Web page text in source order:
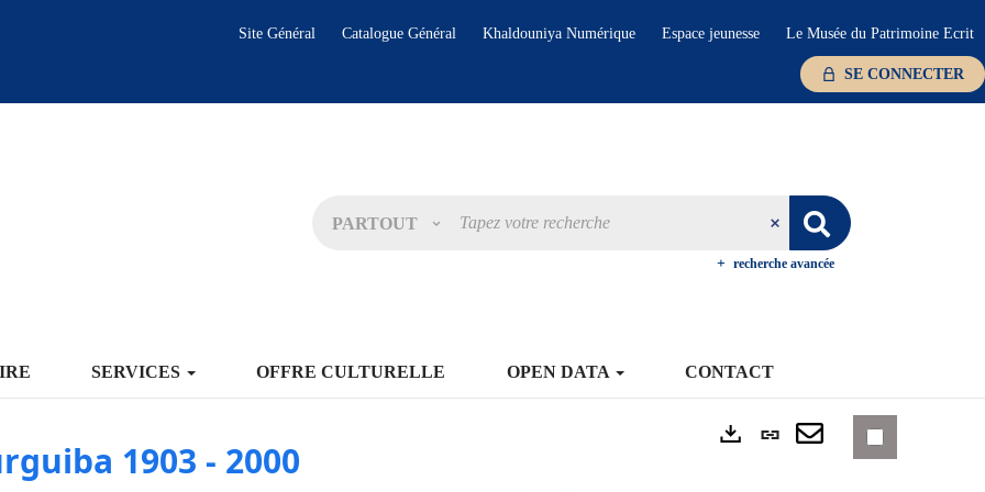
Site Général Catalogue Général Khaldouniya Numérique Espace jeunesse Le Musée du Patrimoine Ecrit
SE CONNECTER
PARTOUT
recherche avancée
SERVICES OFFRE CULTURELLE OPEN DATA CONTACT
1903 - 2000
Lien